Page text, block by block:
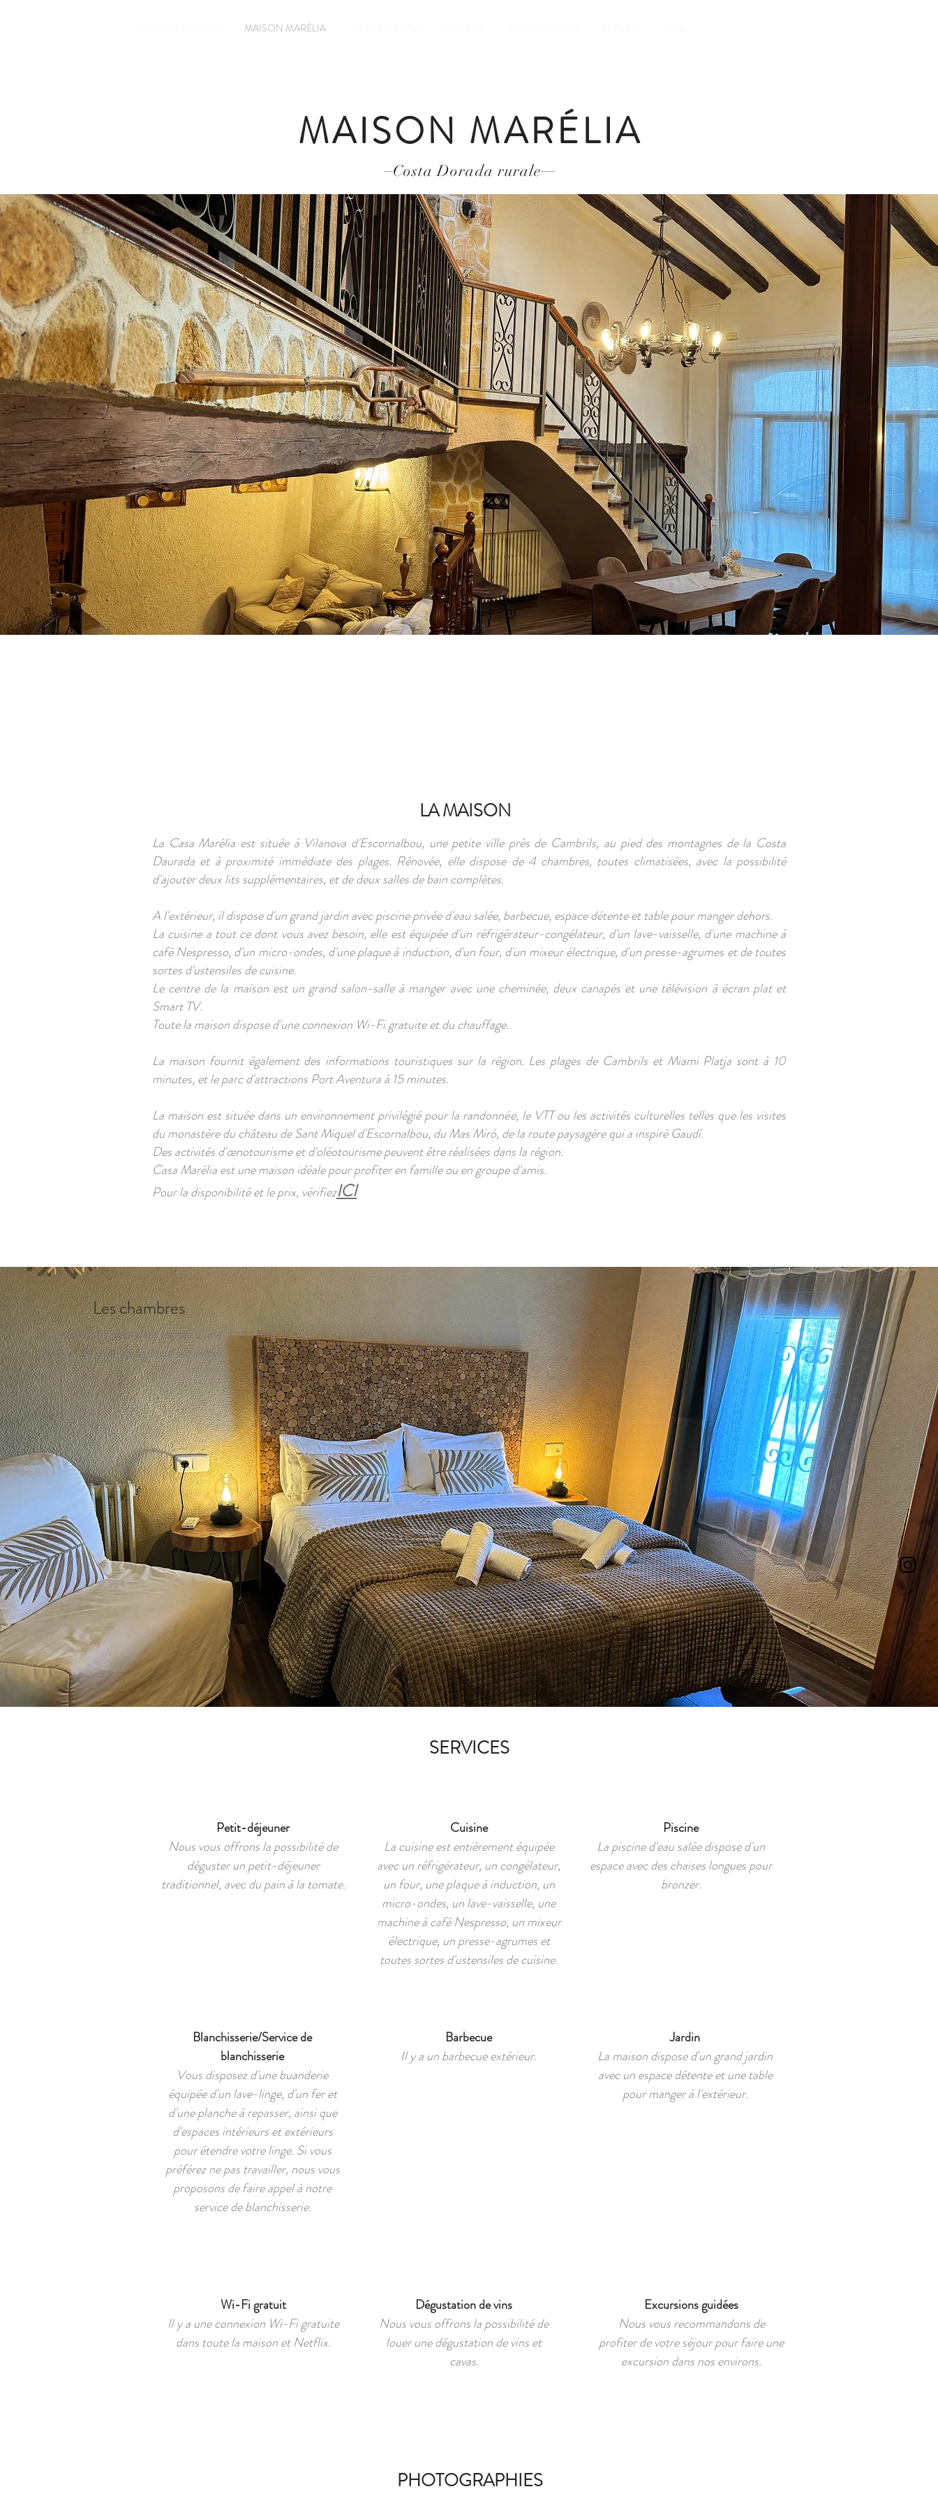
MAISON MARÉLIA
MAISON MARÉLIA
Costa Dorada rurale
LA MAISON
La Casa Marèlia est située à Vilanova d'Escornalbou, une petite ville près de Cambrils, au pied des montagnes de la Costa
Daurada et à proximité immédiate des plages. Rénovée, elle dispose de 4 chambres, toutes climatisées, avec la possibilité
d'ajouter deux lits supplémentaires, et de deux salles de bain complètes.
A l'extérieur, il dispose d'un grand jardin avec piscine privée d'eau salée, barbecue, espace détente et table pour manger dehors.
La cuisine a tout ce dont vous avez besoin, elle est équipée d'un réfrigérateur-congélateur, d'un lave-vaisselle, d'une machine à
café Nespresso, d'un micro-ondes, d'une plaque à induction, d'un four, d'un mixeur électrique, d'un presse-agrumes et de toutes
sortes d'ustensiles de cuisine.
Le centre de la maison est un grand salon-salle à manger avec une cheminée, deux canapés et une télévision à écran plat et
Smart TV.
Toute la maison dispose d'une connexion Wi-Fi gratuite et du chauffage.
La maison fournit également des informations touristiques sur la région. Les plages de Cambrils et Miami Platja sont à 10
minutes, et le parc d'attractions Port Aventura à 15 minutes.
La maison est située dans un environnement privilégié pour la randonnée, le VTT ou les activités culturelles telles que les visites
du monastère du château de Sant Miquel d'Escornalbou, du Mas Miró, de la route paysagère qui a inspiré Gaudí.
Des activités d'œnotourisme et d'oléotourisme peuvent être réalisées dans la région.
Casa Marèlia est une maison idéale pour profiter en famille ou en groupe d'amis.
Pour la disponibilité et le prix, vérifiezICI
Les chambres
Les chambres disposent toutes d'une
armoire, de linge de lit et de serviettes.
SERVICES
Petit-déjeuner
Nous vous offrons la possibilité de
déguster un petit-déjeuner
traditionnel, avec du pain à la tomate.
Blanchisserie/Service de
blanchisserie
Vous disposez d'une buanderie
équipée d'un lave-linge, d'un fer et
d'une planche à repasser, ainsi que
d'espaces intérieurs et extérieurs
pour étendre votre linge. Si vous
préférez ne pas travailler, nous vous
proposons de faire appel à notre
service de blanchisserie.
Wi-Fi gratuit
Il y a une connexion Wi-Fi gratuite
dans toute la maison et Netflix.
Cuisine
La cuisine est entièrement équipée
avec un réfrigérateur, un congélateur,
un four, une plaque à induction, un
micro-ondes, un lave-vaisselle, une
machine à café Nespresso, un mixeur
électrique, un presse-agrumes et
toutes sortes d'ustensiles de cuisine.
Barbecue
Il y a un barbecue extérieur.
Dégustation de vins
Nous vous offrons la possibilité de
louer une dégustation de vins et
cavas.
Piscine
La piscine d'eau salée dispose d'un
espace avec des chaises longues pour
bronzer.
Jardin
La maison dispose d'un grand jardin
avec un espace détente et une table
pour manger à l'extérieur.
Excursions guidées
Nous vous recommandons de
profiter de votre séjour pour faire une
excursion dans nos environs.
PHOTOGRAPHIES